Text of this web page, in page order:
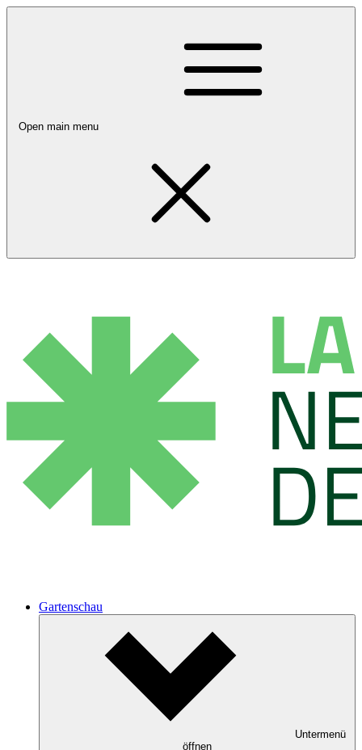
Open main menu
Gartenschau
Untermenü
öffnen